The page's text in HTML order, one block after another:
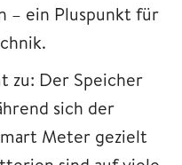
– ein Pluspunkt für
zu: Der Speicher
sich der
Meter gezielt